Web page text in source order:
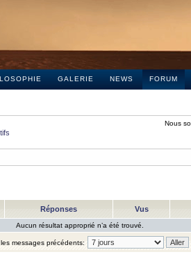
GALERIE NEWS FORUM
Nous
Réponses Vus
Aucun résultat approprié n’a été trouvé.
messages précédents: